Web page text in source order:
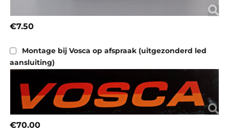
€7.50
Montage bij Vosca op afspraak (uitgezonderd led
aansluiting)
€70.00